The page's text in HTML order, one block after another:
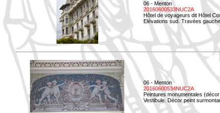
06 - Menton
20160600533NUC2A
Hôtel de voyageurs dit Hôtel
Elévations sud. Travées
06 - Menton
20160600534NUC2A
Peintures monumentales
Vestibule. Décor peint